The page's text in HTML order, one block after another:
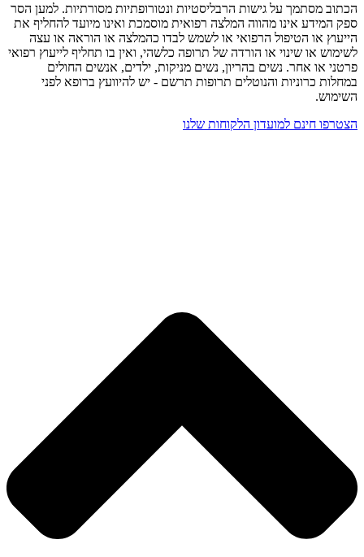
הכתוב מסתמך על גישות הרבליסטיות ונטורופתיות מסורתיות. למען הסר
ספק המידע אינו מהווה המלצה רפואית מוסמכת ואינו מיועד להחליף את
הייעוץ או הטיפול הרפואי או לשמש לבדו כהמלצה או הוראה או עצה
לשימוש או שינוי או הורדה של תרופה כלשהי, ואין בו תחליף לייעוץ רפואי
פרטני או אחר. נשים בהריון, נשים מניקות, ילדים, אנשים החולים
במחלות כרוניות והנוטלים תרופות תרשם - יש להיוועץ ברופא לפני
השימוש.
הצטרפו חינם למועדון הלקוחות שלנו